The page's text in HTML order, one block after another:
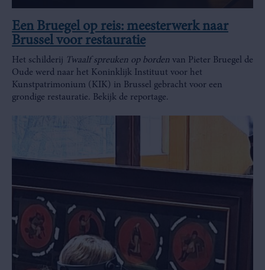
Een Bruegel op reis: meesterwerk naar
Brussel voor restauratie
Het schilderij Twaalf spreuken op borden van Pieter Bruegel de
Oude werd naar het Koninklijk Instituut voor het
Kunstpatrimonium (KIK) in Brussel gebracht voor een
grondige restauratie. Bekijk de reportage.